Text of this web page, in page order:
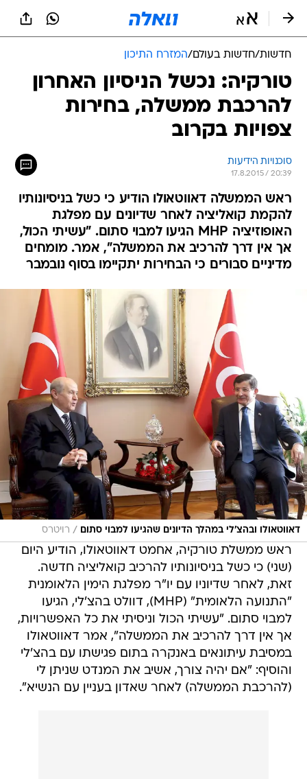
חדשות/חדשות בעולם/המזרח התיכון
טורקיה: נכשל הניסיון האחרון
להרכבת ממשלה, בחירות
צפויות בקרוב
סוכנויות הידיעות
17.8.2015 / 20:39
ראש הממשלה דאווטאולו הודיע כי כשל בניסיונותיו
להקמת קואליציה לאחר שדיונים עם מפלגת
האופוזיציה MHP הגיעו למבוי סתום. "עשיתי הכול,
אך אין דרך להרכיב את הממשלה", אמר. מומחים
מדיניים סבורים כי הבחירות יתקיימו בסוף נובמבר
דאווטאולו ובהצ'לי במהלך הדיונים שהגיעו למבוי סתום / רויטרס
ראש ממשלת טורקיה, אחמט דאווטאולו, הודיע היום
(שני) כי כשל בניסיונותיו להרכיב קואליציה חדשה.
זאת, לאחר שדיוניו עם יו"ר מפלגת הימין הלאומנית
"התנועה הלאומית" (MHP), דוולט בהצ'לי, הגיעו
למבוי סתום. "עשיתי הכול וניסיתי את כל האפשרויות,
אך אין דרך להרכיב את הממשלה", אמר דאווטאולו
במסיבת עיתונאים באנקרה בתום פגישתו עם בהצ'לי
והוסיף: "אם יהיה צורך, אשיב את המנדט שניתן לי
(להרכבת הממשלה) לאחר שאדון בעניין עם הנשיא".